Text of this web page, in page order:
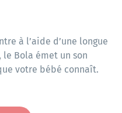
à l’aide d’une longue
le Bola émet un son
votre bébé connaît.